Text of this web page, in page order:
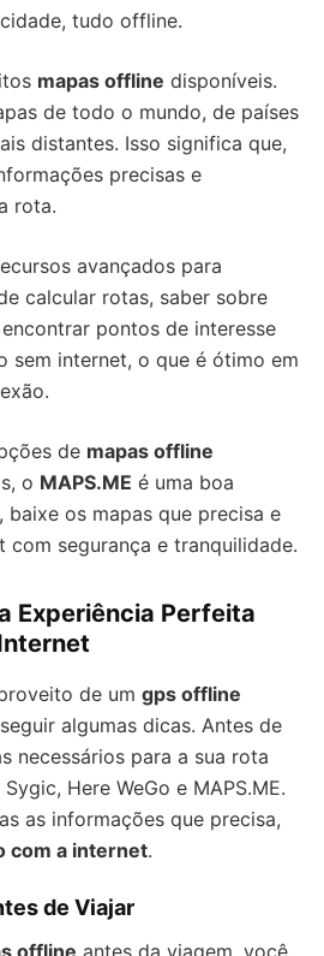
tudo offline.
mapas offline disponíveis.
de todo o mundo, de países
distantes. Isso significa que,
precisas e
rota.
avançados para
calcular rotas, saber sobre
pontos de interesse
sem internet, o que é ótimo em
de mapas offline
o MAPS.ME é uma boa
baixe os mapas que precisa e
com segurança e tranquilidade.
Experiência Perfeita
de um gps offline
algumas dicas. Antes de
necessários para a sua rota
Here WeGo e MAPS.ME.
as informações que precisa,
com a internet.
de Viajar